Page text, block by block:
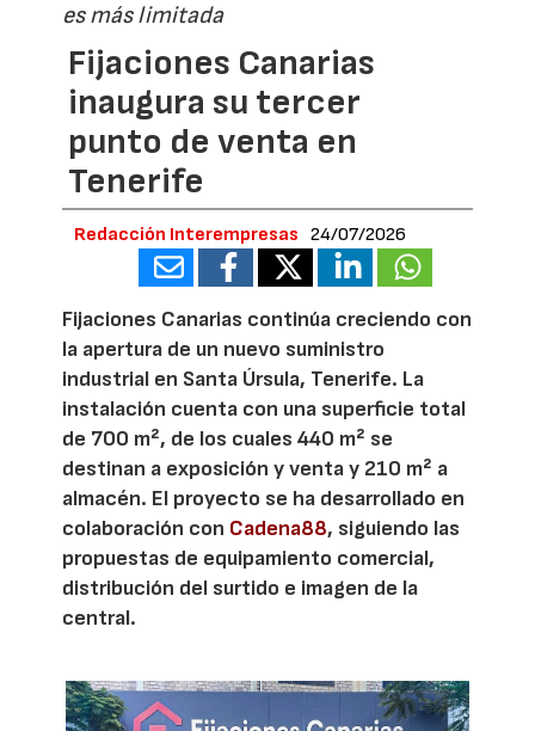
es más limitada
Fijaciones Canarias
inaugura su tercer
punto de venta en
Tenerife
Redacción Interempresas 24/07/2026
Fijaciones Canarias continúa creciendo con
la apertura de un nuevo suministro
industrial en Santa Úrsula, Tenerife. La
instalación cuenta con una superficie total
de 700 m², de los cuales 440 m² se
destinan a exposición y venta y 210 m² a
almacén. El proyecto se ha desarrollado en
colaboración con Cadena88, siguiendo las
propuestas de equipamiento comercial,
distribución del surtido e imagen de la
central.